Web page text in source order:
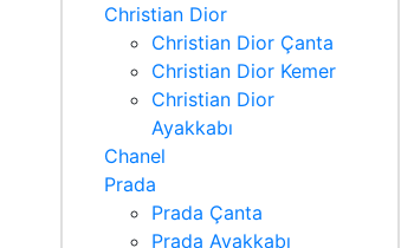
Christian Dior
Christian Dior Çanta
Christian Dior Kemer
Christian Dior
Ayakkabı
Chanel
Prada
Prada Çanta
Prada Ayakkabı